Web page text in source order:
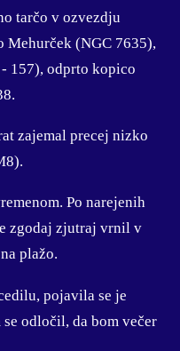
tarčo v ozvezdju
(NGC 7635),
157), odprto kopico
zajemal precej nizko
Po narejenih
zgodaj zjutraj vrnil v
plažo.
pojavila se je
odločil, da bom večer